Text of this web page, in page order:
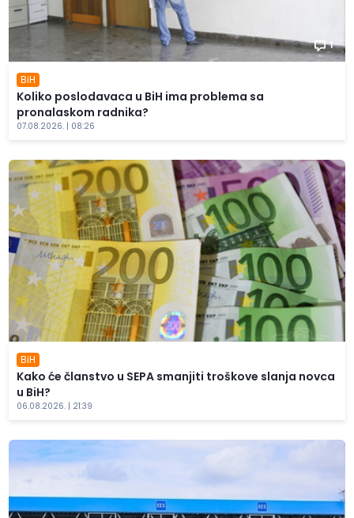
1
BiH
Koliko poslodavaca u BiH ima problema sa
pronalaskom radnika?
07.08.2026. | 08:26
BiH
Kako će članstvo u SEPA smanjiti troškove slanja novca
u BiH?
06.08.2026. | 21:39